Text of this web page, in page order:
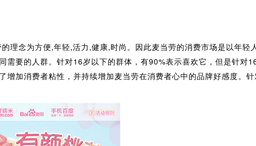
念为方便,年轻,活力,健康,时尚。因此麦当劳的消费市场是以年轻
需要的人群。针对16岁以下的群体，有90%表示喜欢它，但是针对
增加消费者粘性，并持续增加麦当劳在消费者心中的品牌好感度。